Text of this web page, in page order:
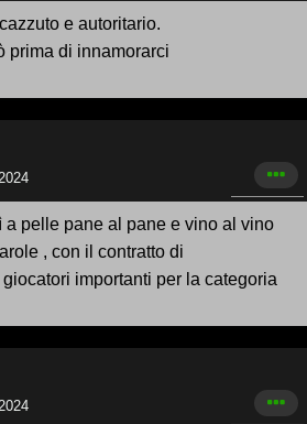
e autoritario.
prima di innamorarci
a pelle pane al pane e vino al vino
, con il contratto di
importanti per la categoria